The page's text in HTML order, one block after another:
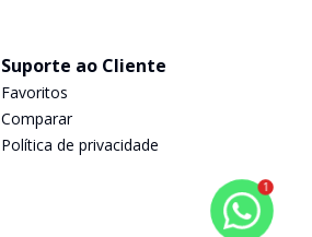
Suporte ao Cliente
Favoritos
Comparar
Política de privacidade
1